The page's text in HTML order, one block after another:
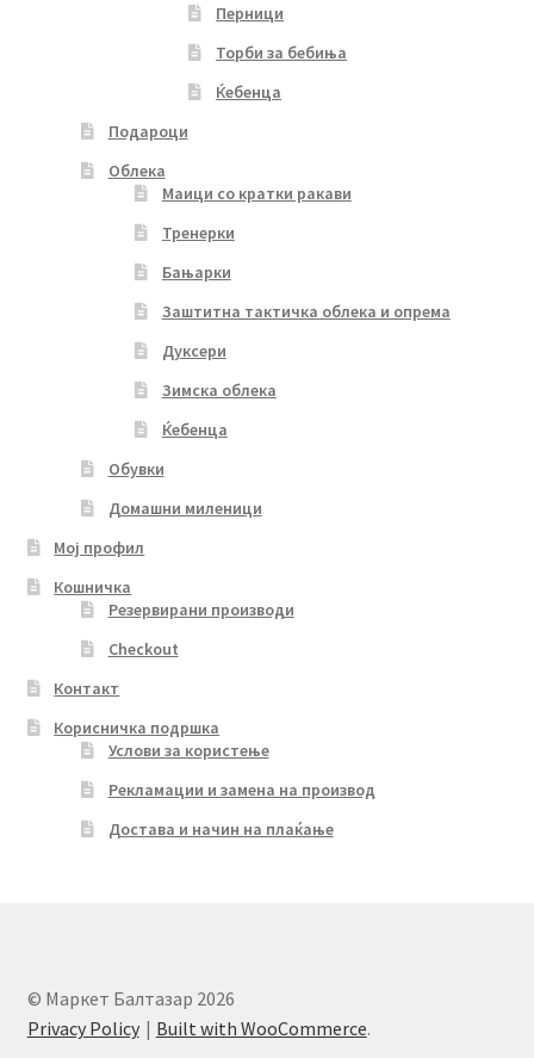
Перници
Торби за бебиња
Ќебенца
Подароци
Облека
Маици со кратки ракави
Тренерки
Бањарки
Заштитна тактичка облека и опрема
Дуксери
Зимска облека
Ќебенца
Обувки
Домашни миленици
Мој профил
Кошничка
Резервирани производи
Checkout
Контакт
Корисничка подршка
Услови за користење
Рекламации и замена на производ
Достава и начин на плаќање
© Маркет Балтазар 2026
Privacy Policy
Built with WooCommerce.